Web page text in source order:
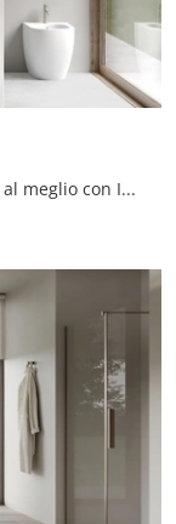
Arreda la stanza del benessere moderno al meglio con INK NK013, mobili bagno sospesi e accessori in melaminico di Compab.